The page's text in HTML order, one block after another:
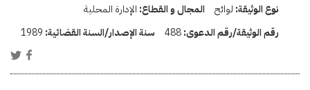
نوع الوثيقة: لوائح المجال و القطاع: الإدارة المحلية
رقم الوثيقة/رقم الدعوى:488 سنة الإصدار/السنة القضائية: 1989